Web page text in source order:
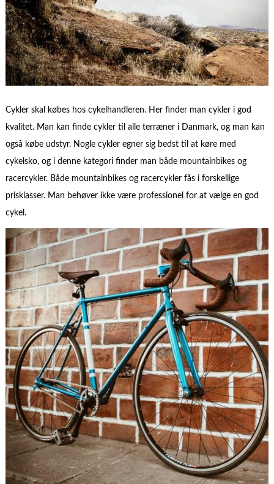
Cykler skal købes hos cykelhandleren. Her finder man cykler i god
kvalitet. Man kan finde cykler til alle terræner i Danmark, og man kan
også købe udstyr. Nogle cykler egner sig bedst til at køre med
cykelsko, og i denne kategori finder man både mountainbikes og
racercykler. Både mountainbikes og racercykler fås i forskellige
prisklasser. Man behøver ikke være professionel for at vælge en god
cykel.